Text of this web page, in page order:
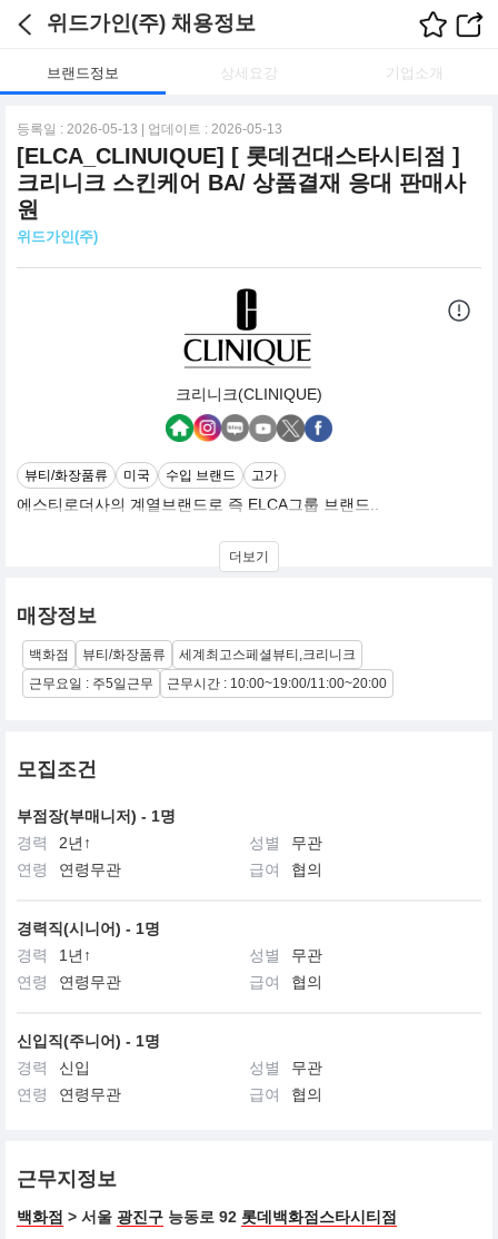
위드가인(주) 채용정보
브랜드정보 상세요강 기업소개
등록일 : 2026-05-13 | 업데이트 : 2026-05-13
[ELCA_CLINUIQUE] [ 롯데건대스타시티점 ]
크리니크 스킨케어 BA/ 상품결재 응대 판매사
원
위드가인(주)
크리니크(CLINIQUE)
뷰티/화장품류 미국 수입 브랜드 고가
에스티로더사의 계열브랜드로 즉 ELCA그룹 브랜드..
고 있던 캐롤 필립스가 “좋은 피부는 만들어 질 수 있는가?” 라는 질
문에 대한 해답을 찾아 나선데서 출발합니다. 당시 뉴욕의 유명한 피
부과 의사 노만 오렌트리히는 진정한 스킨케어를 위해서는 하루에
두 번씩 클렌징-엑스폴리에이팅-모이스춰라이징의 3-스텝 스킨 케
어를 하는 것 이고 자신이 제시하는 3-스텝은 누구나가 매일 아침과
가 실렸고 그 대답은 “네” 였습니다. 한편, 당시 새로운 화장품 라인
을 계획 중이던 에스티 로더사는 캐롤 필립스에게 새로운 개념의 화
사용하고, 그를 고문과 같은 위치에 두어 그가 동의하지 않는 어떤
제품도 만들지 않는다는 조건하에 새로운 화장품 라인이 만들어지
게 되었습니다. 이렇게 하여 1968년 화장품업계 최초로 알러지 테스
들의 실질적인 동반자 역할을 충실히 하고 있습니다.
더보기
매장정보
백화점 뷰티/화장품류
세계최고스페셜뷰티,크리니크
근무요일 : 주5일근무
근무시간 : 10:00~19:00/11:00~20:00
모집조건
부점장(부매니저) - 1명
경력
2년↑ 성별
무관
연령
연령무관 급여 협의
경력직(시니어) - 1명
경력
1년↑ 성별
무관
연령
연령무관 급여 협의
신입직(주니어) - 1명
경력
신입 성별
무관
연령
연령무관 급여 협의
근무지정보
백화점 > 서울 광진구 능동로 92 롯데백화점스타시티점